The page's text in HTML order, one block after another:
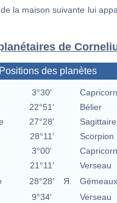
la maison suivante lui
de
Positions des planètes
3°30'
22°51'
Bélier
27°28'
Sagittaire
28°11'
Scorpion
3°00'
21°11'
Verseau
28°28' Я
Gémeaux
9°34'
Verseau